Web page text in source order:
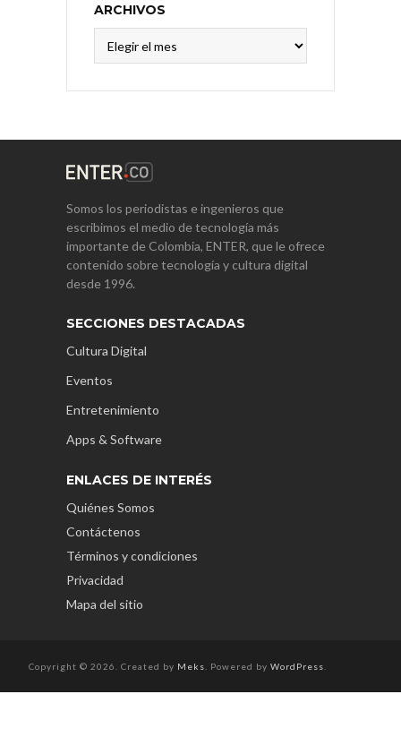
ARCHIVOS
Somos los periodistas e ingenieros que
escribimos el medio de tecnología más
importante de Colombia, ENTER, que le ofrece
contenido sobre tecnología y cultura digital
desde 1996.
SECCIONES DESTACADAS
Cultura Digital
Eventos
Entretenimiento
Apps & Software
ENLACES DE INTERÉS
Quiénes Somos
Contáctenos
Términos y condiciones
Privacidad
Mapa del sitio
Copyright © 2026. Created by Meks . Powered by WordPress